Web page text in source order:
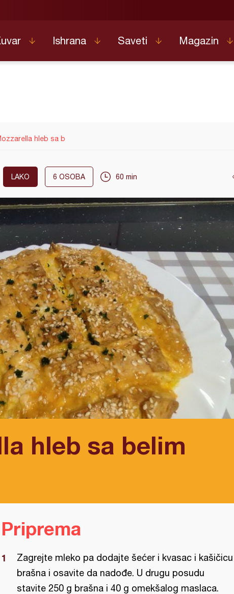
Ishrana Saveti Magazin
hleb sa b
LAKO 6 OSOBA 60 min
hleb sa belim
Priprema
Zagrejte mleko pa dodajte šećer i kvasac i kašičicu
brašna i osavite da nadođe. U drugu posudu
stavite 250 g brašna i 40 g omekšalog maslaca.